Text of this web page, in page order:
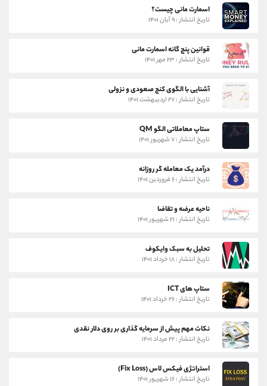
اسمارت مانی چیست؟
تاریخ انتشار : ۹ آبان ۱۴۰۱
قوانین پنج گانه اسمارت مانی
تاریخ انتشار : ۲۳ مهر ۱۴۰۱
آشنایی با الگوی کنج صعودی و نزولی
تاریخ انتشار : ۲۷ اردیبهشت ۱۴۰۱
ستاپ معاملاتی الگو QM
تاریخ انتشار : ۷ شهریور ۱۴۰۱
درآمد یک معامله گر روزانه
تاریخ انتشار : ۶ فروردین ۱۴۰۱
ناحیه عرضه و تقاضا
تاریخ انتشار : ۲۱ شهریور ۱۴۰۱
تحلیل به سبک وایکوف
تاریخ انتشار : ۱۸ خرداد ۱۴۰۱
ستاپ های ICT
تاریخ انتشار : ۲۶ خرداد ۱۴۰۱
نکات مهم پیش از سرمایه گذاری بر روی دلار نقدی
تاریخ انتشار : ۲۲ مرداد ۱۴۰۱
استراتژی فیکس لاس (Fix Loss)
تاریخ انتشار : ۱۶ شهریور ۱۴۰۱